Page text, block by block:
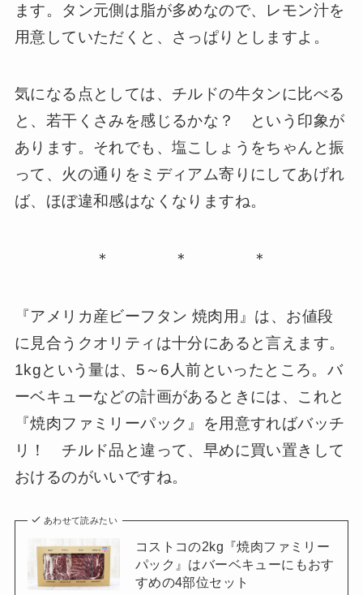
ます。タン元側は脂が多めなので、レモン汁を
用意していただくと、さっぱりとしますよ。
気になる点としては、チルドの牛タンに比べる
と、若干くさみを感じるかな？ という印象が
あります。それでも、塩こしょうをちゃんと振
って、火の通りをミディアム寄りにしてあげれ
ば、ほぼ違和感はなくなりますね。
＊ ＊ ＊
『アメリカ産ビーフタン 焼肉用』は、お値段
に見合うクオリティは十分にあると言えます。
1kgという量は、5～6人前といったところ。バ
ーベキューなどの計画があるときには、これと
『焼肉ファミリーパック』を用意すればバッチ
リ！ チルド品と違って、早めに買い置きして
おけるのがいいですね。
あわせて読みたい
コストコの2kg『焼肉ファミリー
パック』はバーベキューにもおす
すめの4部位セット